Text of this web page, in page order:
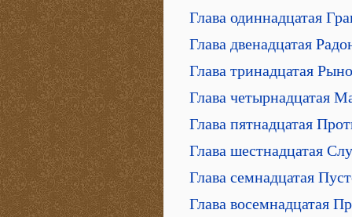
Глава одиннадцатая
Глава двенадцатая
Глава тринадцатая
Глава четырнадцатая
Глава пятнадцатая
Глава шестнадцатая
Глава семнадцатая
Глава восемнадцатая